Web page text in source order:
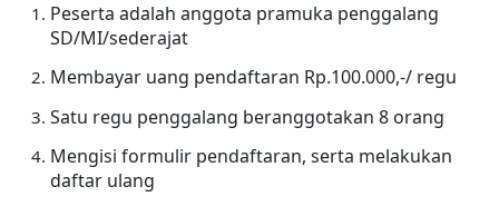
Peserta adalah anggota pramuka penggalang
SD/MI/sederajat
Membayar uang pendaftaran Rp.100.000,-/ regu
Satu regu penggalang beranggotakan 8 orang
Mengisi formulir pendaftaran, serta melakukan
daftar ulang